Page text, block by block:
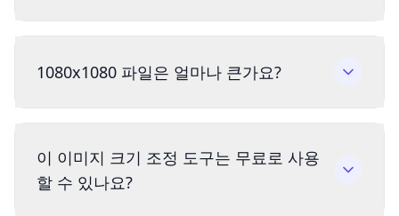
1080x1080 파일은 얼마나 큰가요?
이 이미지 크기 조정 도구는 무료로 사용
할 수 있나요?